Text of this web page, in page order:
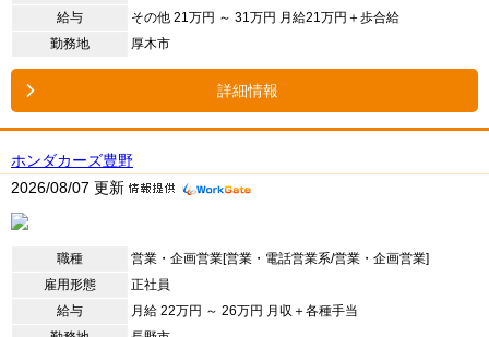
給与
その他 21万円 ～ 31万円 月給21万円＋歩合給
勤務地
厚木市
詳細情報
ホンダカーズ豊野
2026/08/07 更新
職種
営業・企画営業[営業・電話営業系/営業・企画営業]
雇用形態
正社員
給与
月給 22万円 ～ 26万円 月収＋各種手当